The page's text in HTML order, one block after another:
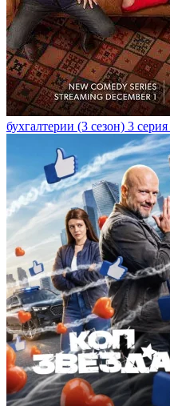
бухгалтерии (3 сезон) 3 серия